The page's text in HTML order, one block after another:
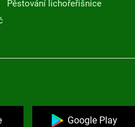
Pěstování lichořeřišnice
Google Play